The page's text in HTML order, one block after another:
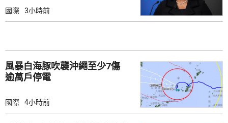
國際 3小時前
風暴白海豚吹襲沖繩至少7傷
逾萬戶停電
國際 4小時前